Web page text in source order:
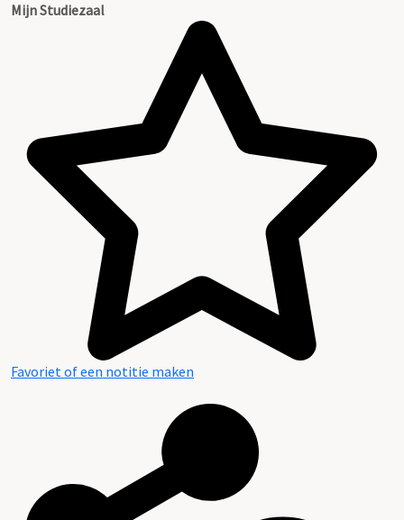
Mijn Studiezaal
Favoriet of een notitie maken